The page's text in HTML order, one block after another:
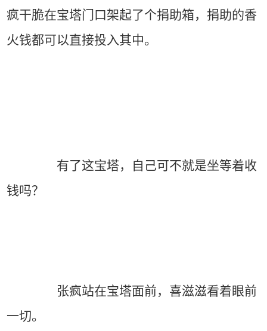
疯干脆在宝塔门口架起了个捐助箱，捐助的香
火钱都可以直接投入其中。
有了这宝塔，自己可不就是坐等着收
钱吗？
张疯站在宝塔面前，喜滋滋看着眼前
一切。